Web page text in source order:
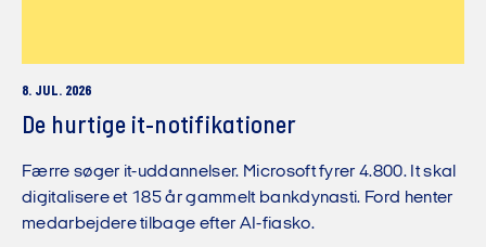
8. JUL. 2026
De hurtige it-notifikationer
Færre søger it-uddannelser. Microsoft fyrer 4.800. It skal
digitalisere et 185 år gammelt bankdynasti. Ford henter
medarbejdere tilbage efter AI-fiasko.